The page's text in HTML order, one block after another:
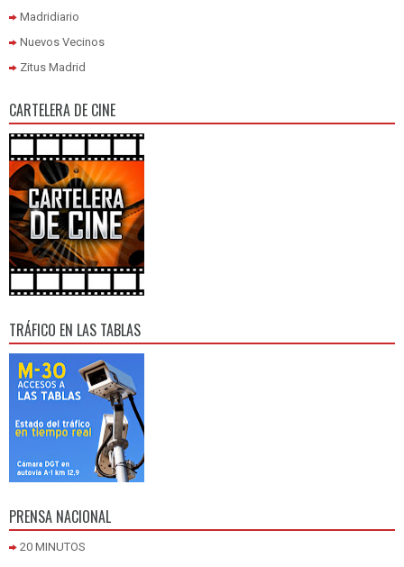
Madridiario
Nuevos Vecinos
Zitus Madrid
CARTELERA DE CINE
TRÁFICO EN LAS TABLAS
PRENSA NACIONAL
20 MINUTOS